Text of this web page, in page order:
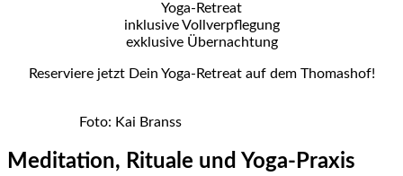
Yoga-Retreat
inklusive Vollverpflegung
exklusive Übernachtung
Reserviere jetzt Dein Yoga-Retreat auf dem Thomashof!
Foto: Kai Branss
Meditation, Rituale und Yoga-Praxis